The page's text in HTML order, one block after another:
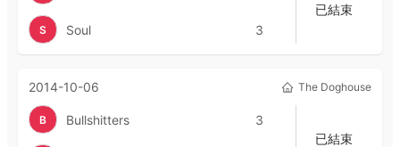
S Soul 3
已結束
2014-10-06 The Doghouse
B Bullshitters 3
已結束